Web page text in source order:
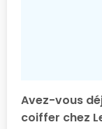
Avez-vous
coiffer chez